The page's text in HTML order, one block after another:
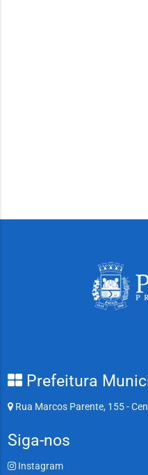
Prefeitura
Rua Marcos Parente, 155 -
Siga-nos
Instagram